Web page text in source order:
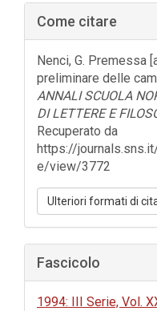
Barra
laterale
dell'articolo
Come citare
Nenci, G. Premessa
preliminare delle
ANNALI SCUOLA
DI LETTERE E
Recuperato da
https://
e/view/3772
Ulteriori formati di
Fascicolo
1994: III Serie, Vol.